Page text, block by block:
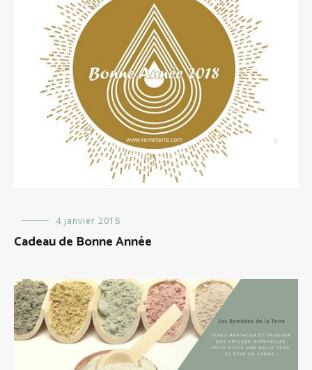
Evénements4 janvier 2018
Cadeau de Bonne Année